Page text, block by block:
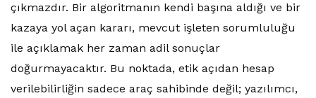
çıkmazdır. Bir algoritmanın kendi başına aldığı ve bir
kazaya yol açan kararı, mevcut işleten sorumluluğu
ile açıklamak her zaman adil sonuçlar
doğurmayacaktır. Bu noktada, etik açıdan hesap
verilebilirliğin sadece araç sahibinde değil; yazılımcı,